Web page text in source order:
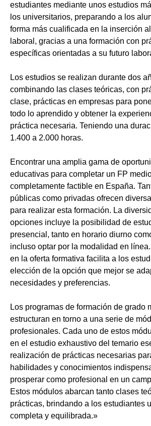
estudiantes mediante unos estudios
los universitarios, preparando a los
forma más cualificada en la inserción
laboral, gracias a una formación con
específicas orientadas a su futuro
Los estudios se realizan durante dos
combinando las clases teóricas, con
clase, prácticas en empresas para
todo lo aprendido y obtener la
práctica necesaria. Teniendo una
1.400 a 2.000 horas.
Encontrar una amplia gama de
educativas para completar un FP
completamente factible en España.
públicas como privadas ofrecen
para realizar esta formación. La
opciones incluye la posibilidad de
presencial, tanto en horario diurno
incluso optar por la modalidad en
en la oferta formativa facilita a los
elección de la opción que mejor se
necesidades y preferencias.
Los programas de formación de grado
estructuran en torno a una serie de
profesionales. Cada uno de estos
en el estudio exhaustivo del temario
realización de prácticas necesarias
habilidades y conocimientos
prosperar como profesional en un
Estos módulos abarcan tanto clases
prácticas, brindando a los estudiantes
completa y equilibrada.»